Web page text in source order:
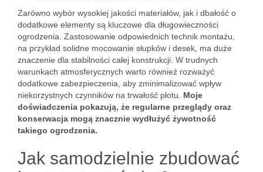
Zarówno wybór wysokiej jakości materiałów, jak i dbałość o
dodatkowe elementy są kluczowe dla długowieczności
ogrodzenia. Zastosowanie odpowiednich technik montażu,
na przykład solidne mocowanie słupków i desek, ma duże
znaczenie dla stabilności całej konstrukcji. W trudnych
warunkach atmosferycznych warto również rozważyć
dodatkowe zabezpieczenia, aby zminimalizować wpływ
niekorzystnych czynników na trwałość płotu. Moje
doświadczenia pokazują, że regularne przeglądy oraz
konserwacja mogą znacznie wydłużyć żywotność
takiego ogrodzenia.
Jak samodzielnie zbudować